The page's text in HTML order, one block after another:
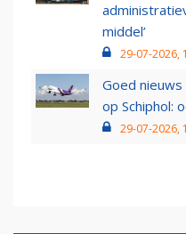
middel’
29-07-2026,
Goed
op Schiphol:
29-07-2026,